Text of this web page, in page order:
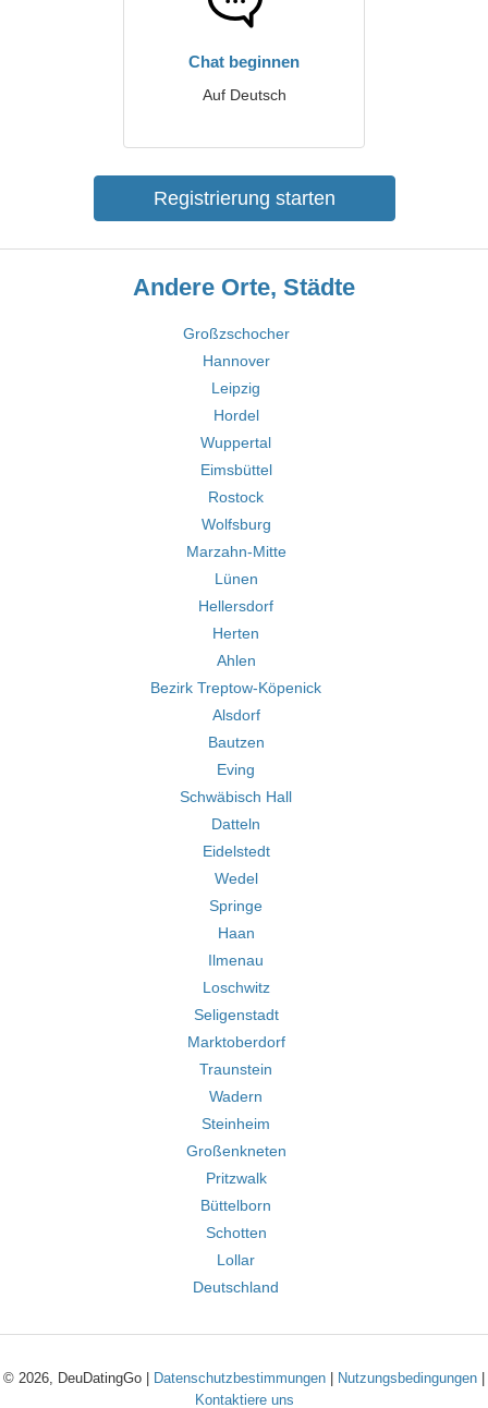
Chat beginnen
Auf Deutsch
Registrierung starten
Andere Orte, Städte
Großzschocher
Hannover
Leipzig
Hordel
Wuppertal
Eimsbüttel
Rostock
Wolfsburg
Marzahn-Mitte
Lünen
Hellersdorf
Herten
Ahlen
Bezirk Treptow-Köpenick
Alsdorf
Bautzen
Eving
Schwäbisch Hall
Datteln
Eidelstedt
Wedel
Springe
Haan
Ilmenau
Loschwitz
Seligenstadt
Marktoberdorf
Traunstein
Wadern
Steinheim
Großenkneten
Pritzwalk
Büttelborn
Schotten
Lollar
Deutschland
© 2026, DeuDatingGo | Datenschutzbestimmungen Nutzungsbedingungen
Kontaktiere uns